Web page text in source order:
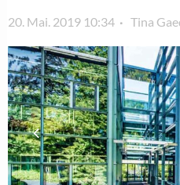
20. Mai. 2019 10:34 Tina